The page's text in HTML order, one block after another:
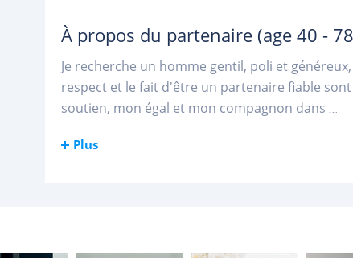
À propos du partenaire (age 40 -
Je recherche un homme gentil, poli et
respect et le fait d'être un partenaire fiable
soutien, mon égal et mon compagnon dans ...
Plus